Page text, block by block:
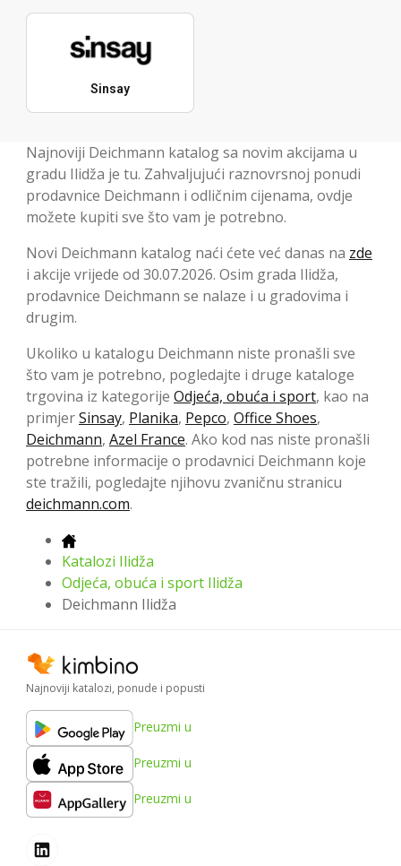
Sinsay
Najnoviji Deichmann katalog sa novim akcijama u
gradu Ilidža je tu. Zahvaljujući raznovrsnoj ponudi
prodavnice Deichmann i odličnim cijenama, ovdje
možete kupiti sve što vam je potrebno.
Novi Deichmann katalog naći ćete već danas na zde
i akcije vrijede od 30.07.2026. Osim grada Ilidža,
prodavnice Deichmann se nalaze i u gradovima i
drugim.
Ukoliko u katalogu Deichmann niste pronašli sve
što vam je potrebno, pogledajte i druge kataloge
trgovina iz kategorije Odjeća, obuća i sport, kao na
primjerSinsay, Planika, Pepco, Office Shoes,
Deichmann, Azel France. Ako kod nas niste pronašli
potrebne informacije o prodavnici Deichmann koje
ste tražili, pogledajte njihovu zvaničnu stranicu
deichmann.com.
Katalozi Ilidža
Odjeća, obuća i sport Ilidža
Deichmann Ilidža
Najnoviji katalozi, ponude i popusti
Preuzmi u
Preuzmi u
Preuzmi u